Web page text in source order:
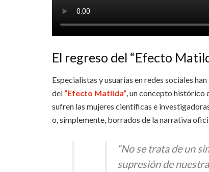
El regreso del “Efecto
Especialistas y usuarias en redes sociales
del “Efecto Matilda” , un concepto
sufren las mujeres científicas e
o, simplemente, borrados de la narrativa
“No se trata de un
supresión de